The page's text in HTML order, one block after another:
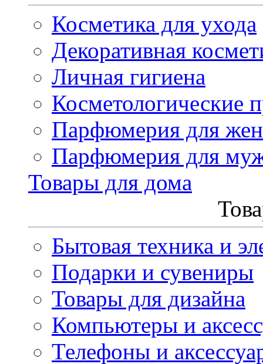
Косметика для ухода
Декоративная
Личная гигиена
Косметологические
Парфюмерия для
Парфюмерия для
Товары для дома
Бытовая техника и
Подарки и сувениры
Товары для дизайна
Компьютеры и
Телефоны и